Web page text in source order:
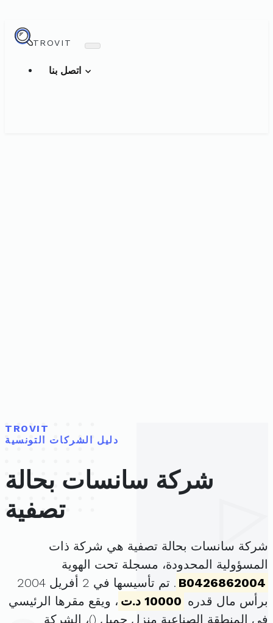
TROVIT
TROVIT
دليل الشركات التونسية
شركة سانسات بحالة
تصفية
شركة سانسات بحالة تصفية هي شركة ذات
المسؤولية المحدودة، مسجلة تحت الهوية
B0426862004
. تم تأسيسها في 2 أفريل 2004
برأس مال قدره 10000 د.ت
، ويقع مقرها الرئيسي
في المنطقة الصناعية منزل جميل ()، الشركة